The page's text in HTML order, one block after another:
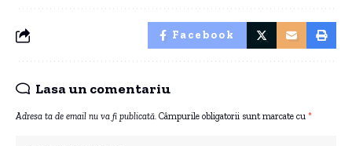
Facebook
Lasa un comentariu
Adresa ta de email nu va fi publicată. Câmpurile obligatorii sunt marcate cu *